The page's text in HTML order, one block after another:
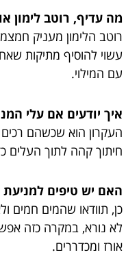
מה עדיף, רוטב לימון
רוטב הלימון מעניק
עשוי להוסיף מתיקות
עם המילוי.
איך יודעים אם עלי
העקרון הוא שכשהם
חיתוך קהה לתוך העלים
האם יש טיפים
כן, תוודאו שהמים חמים
לא נורא, במקרה כזה
אורז ומכדררים.